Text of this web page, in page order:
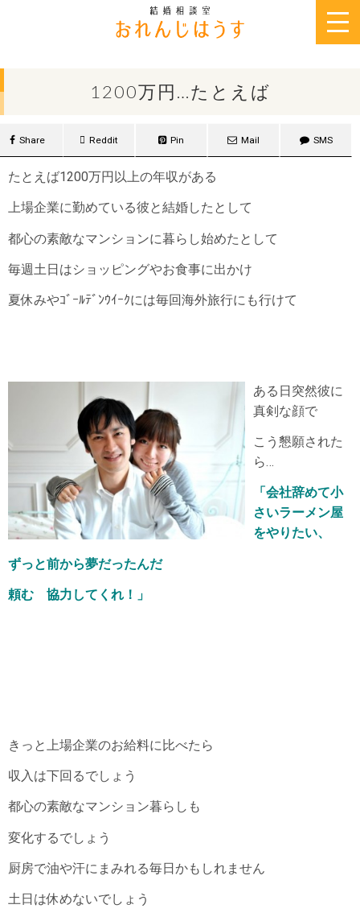
1200万円…たとえば
Share Reddit Pin Mail SMS
たとえば1200万円以上の年収がある
上場企業に勤めている彼と結婚したとして
都心の素敵なマンションに暮らし始めたとして
毎週土日はショッピングやお食事に出かけ
夏休みやｺﾞｰﾙﾃﾞﾝｳｲｰｸには毎回海外旅行にも行けて
ある日突然彼に
真剣な顔で
こう懇願された
ら…
「会社辞めて小
さいラーメン屋
をやりたい、
ずっと前から夢だったんだ
頼む 協力してくれ！」
きっと上場企業のお給料に比べたら
収入は下回るでしょう
都心の素敵なマンション暮らしも
変化するでしょう
厨房で油や汗にまみれる毎日かもしれません
土日は休めないでしょう